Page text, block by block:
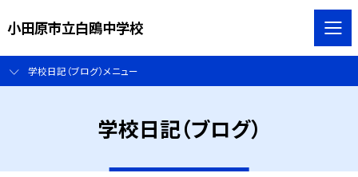
小田原市立白鴎中学校
学校日記（ブログ）メニュー
学校日記（ブログ）